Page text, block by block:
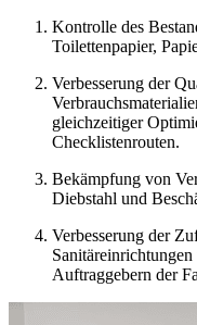
Kontrolle des
Toilettenpapier,
Verbesserung der
gleichzeitiger
Checklistenrouten.
Bekämpfung von
Diebstahl und
Verbesserung der
Auftraggebern der